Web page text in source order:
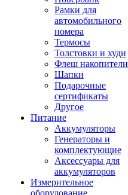
Рамки для
автомобильного
номера
Термосы
Толстовки и худи
Флеш накопители
Шапки
Подарочные
сертификаты
Другое
Питание
Аккумуляторы
Генераторы и
комплектующие
Аксессуары для
аккумуляторов
Измерительное
оборудование